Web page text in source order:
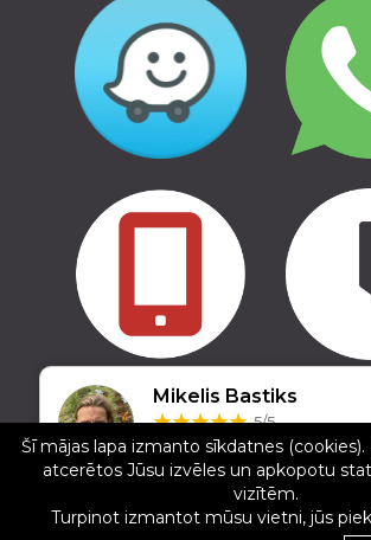
Copyright © 2016 - 2026, SIA
Mājas lapas izstrāde
Mikelis Bastiks
5/5
22.08.2025
Ļoti atsaucīgi, ar personīgu attieksmi,
kvaltativi. Izmantoju jau vairrakārt
Šī mājas lapa izmanto sīkdatnes (cookies).
atcerētos Jūsu izvēles un apkopotu
vizītēm.
Turpinot izmantot mūsu vietni, jūs